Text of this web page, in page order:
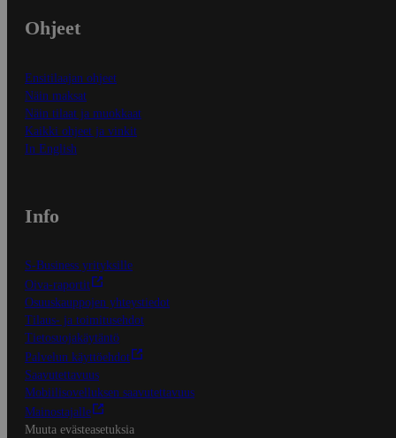
Ohjeet
Ensitilaajan ohjeet
Näin maksat
Näin tilaat ja muokkaat
Kaikki ohjeet ja vinkit
In English
Info
S-Business yrityksille
Oiva-raportit
Osuuskauppojen yhteystiedot
Tilaus- ja toimitusehdot
Tietosuojakäytäntö
Palvelun käyttöehdot
Saavutettavuus
Mobiilisovelluksen saavutettavuus
Mainostajalle
Muuta evästeasetuksia